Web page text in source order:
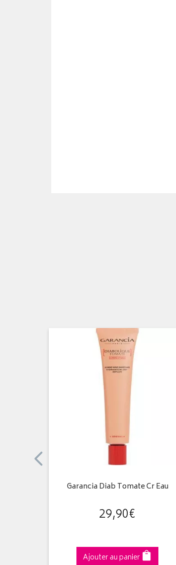
Garancia Diab Tomate Cr Eau
29,90€
Ajouter au panier